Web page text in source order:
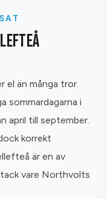
el än många tror.
sommardagarna i
april till september.
korrekt
är en av
vare Northvolts